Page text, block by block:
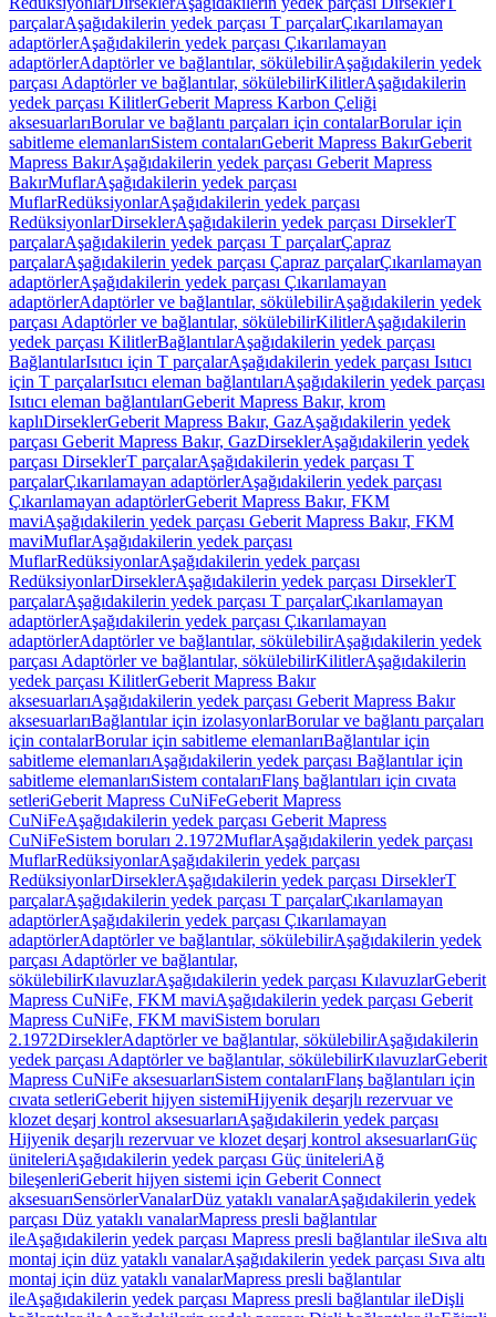
parçalarAşağıdakilerin yedek parçası T parçalarÇıkarılamayan
adaptörlerAşağıdakilerin yedek parçası Çıkarılamayan
adaptörlerAdaptörler ve bağlantılar, sökülebilirAşağıdakilerin yedek
parçası Adaptörler ve bağlantılar, sökülebilirKilitlerAşağıdakilerin
yedek parçası KilitlerGeberit Mapress Karbon Çeliği
aksesuarlarıBorular ve bağlantı parçaları için contalarBorular için
sabitleme elemanlarıSistem contalarıGeberit Mapress BakırGeberit
Mapress BakırAşağıdakilerin yedek parçası Geberit Mapress
BakırMuflarAşağıdakilerin yedek parçası
MuflarRedüksiyonlarAşağıdakilerin yedek parçası
RedüksiyonlarDirseklerAşağıdakilerin yedek parçası DirseklerT
parçalarAşağıdakilerin yedek parçası T parçalarÇapraz
parçalarAşağıdakilerin yedek parçası Çapraz parçalarÇıkarılamayan
adaptörlerAşağıdakilerin yedek parçası Çıkarılamayan
adaptörlerAdaptörler ve bağlantılar, sökülebilirAşağıdakilerin yedek
parçası Adaptörler ve bağlantılar, sökülebilirKilitlerAşağıdakilerin
yedek parçası KilitlerBağlantılarAşağıdakilerin yedek parçası
BağlantılarIsıtıcı için T parçalarAşağıdakilerin yedek parçası Isıtıcı
için T parçalarIsıtıcı eleman bağlantılarıAşağıdakilerin yedek parçası
Isıtıcı eleman bağlantılarıGeberit Mapress Bakır, krom
kaplıDirseklerGeberit Mapress Bakır, GazAşağıdakilerin yedek
parçası Geberit Mapress Bakır, GazDirseklerAşağıdakilerin yedek
parçası DirseklerT parçalarAşağıdakilerin yedek parçası T
parçalarÇıkarılamayan adaptörlerAşağıdakilerin yedek parçası
Çıkarılamayan adaptörlerGeberit Mapress Bakır, FKM
maviAşağıdakilerin yedek parçası Geberit Mapress Bakır, FKM
maviMuflarAşağıdakilerin yedek parçası
MuflarRedüksiyonlarAşağıdakilerin yedek parçası
RedüksiyonlarDirseklerAşağıdakilerin yedek parçası DirseklerT
parçalarAşağıdakilerin yedek parçası T parçalarÇıkarılamayan
adaptörlerAşağıdakilerin yedek parçası Çıkarılamayan
adaptörlerAdaptörler ve bağlantılar, sökülebilirAşağıdakilerin yedek
parçası Adaptörler ve bağlantılar, sökülebilirKilitlerAşağıdakilerin
yedek parçası KilitlerGeberit Mapress Bakır
aksesuarlarıAşağıdakilerin yedek parçası Geberit Mapress Bakır
aksesuarlarıBağlantılar için izolasyonlarBorular ve bağlantı parçaları
için contalarBorular için sabitleme elemanlarıBağlantılar için
sabitleme elemanlarıAşağıdakilerin yedek parçası Bağlantılar için
sabitleme elemanlarıSistem contalarıFlanş bağlantıları için cıvata
setleriGeberit Mapress CuNiFeGeberit Mapress
CuNiFeAşağıdakilerin yedek parçası Geberit Mapress
CuNiFeSistem boruları 2.1972MuflarAşağıdakilerin yedek parçası
MuflarRedüksiyonlarAşağıdakilerin yedek parçası
RedüksiyonlarDirseklerAşağıdakilerin yedek parçası DirseklerT
parçalarAşağıdakilerin yedek parçası T parçalarÇıkarılamayan
adaptörlerAşağıdakilerin yedek parçası Çıkarılamayan
adaptörlerAdaptörler ve bağlantılar, sökülebilirAşağıdakilerin yedek
parçası Adaptörler ve bağlantılar,
sökülebilirKılavuzlarAşağıdakilerin yedek parçası KılavuzlarGeberit
Mapress CuNiFe, FKM maviAşağıdakilerin yedek parçası Geberit
Mapress CuNiFe, FKM maviSistem boruları
2.1972DirseklerAdaptörler ve bağlantılar, sökülebilirAşağıdakilerin
yedek parçası Adaptörler ve bağlantılar, sökülebilirKılavuzlarGeberit
Mapress CuNiFe aksesuarlarıSistem contalarıFlanş bağlantıları için
cıvata setleriGeberit hijyen sistemiHijyenik deşarjlı rezervuar ve
klozet deşarj kontrol aksesuarlarıAşağıdakilerin yedek parçası
Hijyenik deşarjlı rezervuar ve klozet deşarj kontrol aksesuarlarıGüç
üniteleriAşağıdakilerin yedek parçası Güç üniteleriAğ
bileşenleriGeberit hijyen sistemi için Geberit Connect
aksesuarıSensörlerVanalarDüz yataklı vanalarAşağıdakilerin yedek
parçası Düz yataklı vanalarMapress presli bağlantılar
ileAşağıdakilerin yedek parçası Mapress presli bağlantılar ileSıva altı
montaj için düz yataklı vanalarAşağıdakilerin yedek parçası Sıva altı
montaj için düz yataklı vanalarMapress presli bağlantılar
ileAşağıdakilerin yedek parçası Mapress presli bağlantılar ileDişli